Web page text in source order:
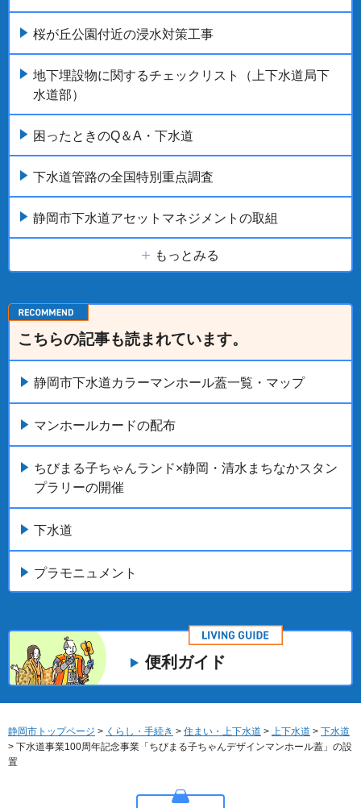
桜が丘公園付近の浸水対策工事
地下埋設物に関するチェックリスト（上下水道局下
水道部）
困ったときのQ＆A・下水道
下水道管路の全国特別重点調査
静岡市下水道アセットマネジメントの取組
もっとみる
こちらの記事も読まれています。
静岡市下水道カラーマンホール蓋一覧・マップ
マンホールカードの配布
ちびまる子ちゃんランド×静岡・清水まちなかスタン
プラリーの開催
下水道
プラモニュメント
便利ガイド
静岡市トップページ > くらし・手続き > 住まい・上下水道 > 上下水道 > 下水道
> 下水道事業100周年記念事業「ちびまる子ちゃんデザインマンホール蓋」の設
置